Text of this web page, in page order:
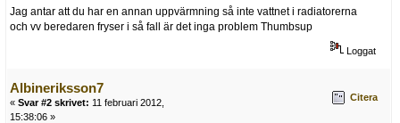
Jag antar att du har en annan uppvärmning så inte vattnet i radiatorerna
och vv beredaren fryser i så fall är det inga problem Thumbsup
Loggat
Albineriksson7
« Svar #2 skrivet: 11 februari 2012,
15:38:06 »
Citera